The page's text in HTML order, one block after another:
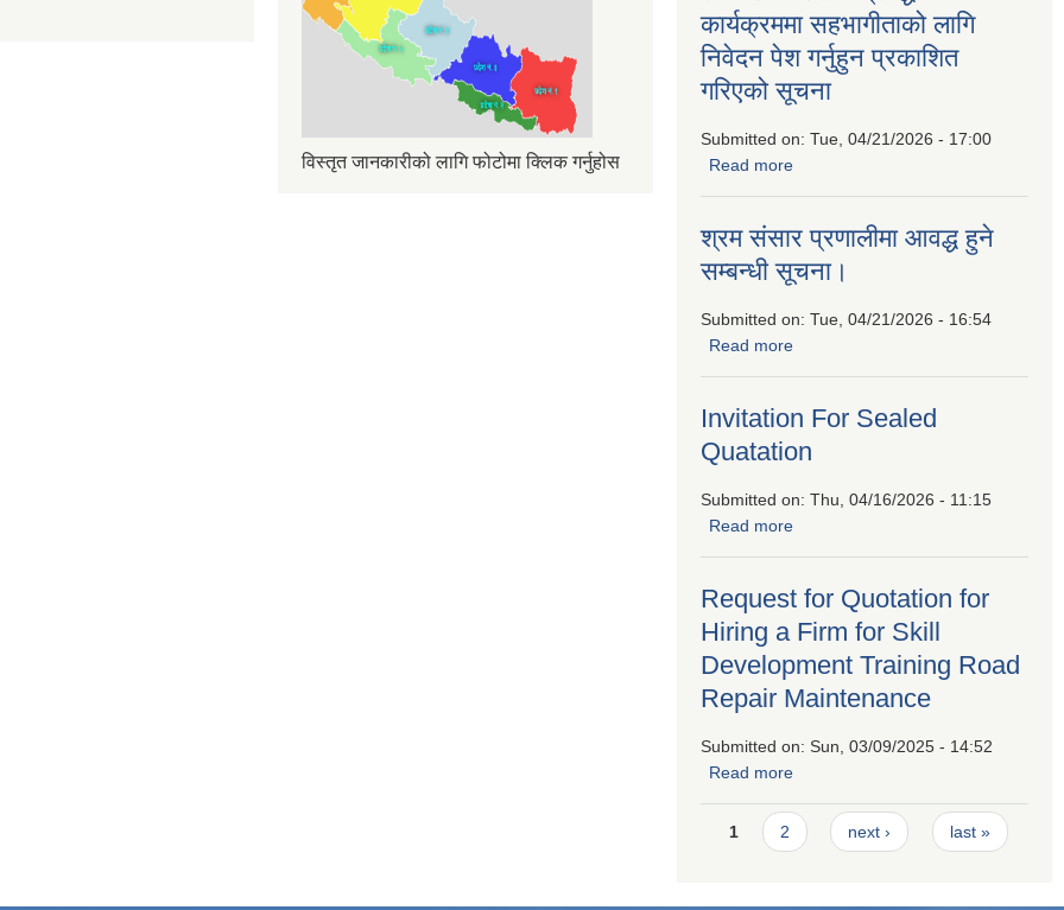
विस्तृत जानकारीको लागि फोटोमा क्लिक गर्नुहोस
कार्यक्रममा सहभागीताको लागि
निवेदन पेश गर्नुहुन प्रकाशित
गरिएको सूचना
Submitted on: Tue, 04/21/2026 - 17:00
Read more
लागि उद्यमशिलता प्रवर्द्धन कार्यक्रममा
गरिएको सूचना
श्रम संसार प्रणालीमा आवद्ध हुने
सम्बन्धी सूचना।
Submitted on: Tue, 04/21/2026 - 16:54
Read more
सम्बन्धी सूचना।
Invitation For Sealed
Quatation
Submitted on: Thu, 04/16/2026 - 11:15
Read more
Quatation
Request for Quotation for
Hiring a Firm for Skill
Development Training Road
Repair Maintenance
Submitted on: Sun, 03/09/2025 - 14:52
Read more
Hiring a Firm for Skill Development
Training Road Repair Maintenance
Pages
1 2 next › last »